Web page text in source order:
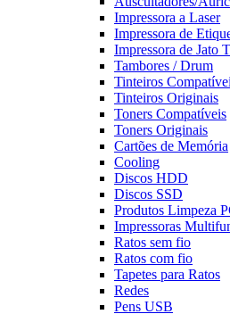
Impressora a Laser
Impressora de
Impressora de Jato
Tambores / Drum
Tinteiros
Tinteiros Originais
Toners Compatíveis
Toners Originais
Cartões de Memória
Cooling
Discos HDD
Discos SSD
Produtos Limpeza
Impressoras
Ratos sem fio
Ratos com fio
Tapetes para Ratos
Redes
Pens USB